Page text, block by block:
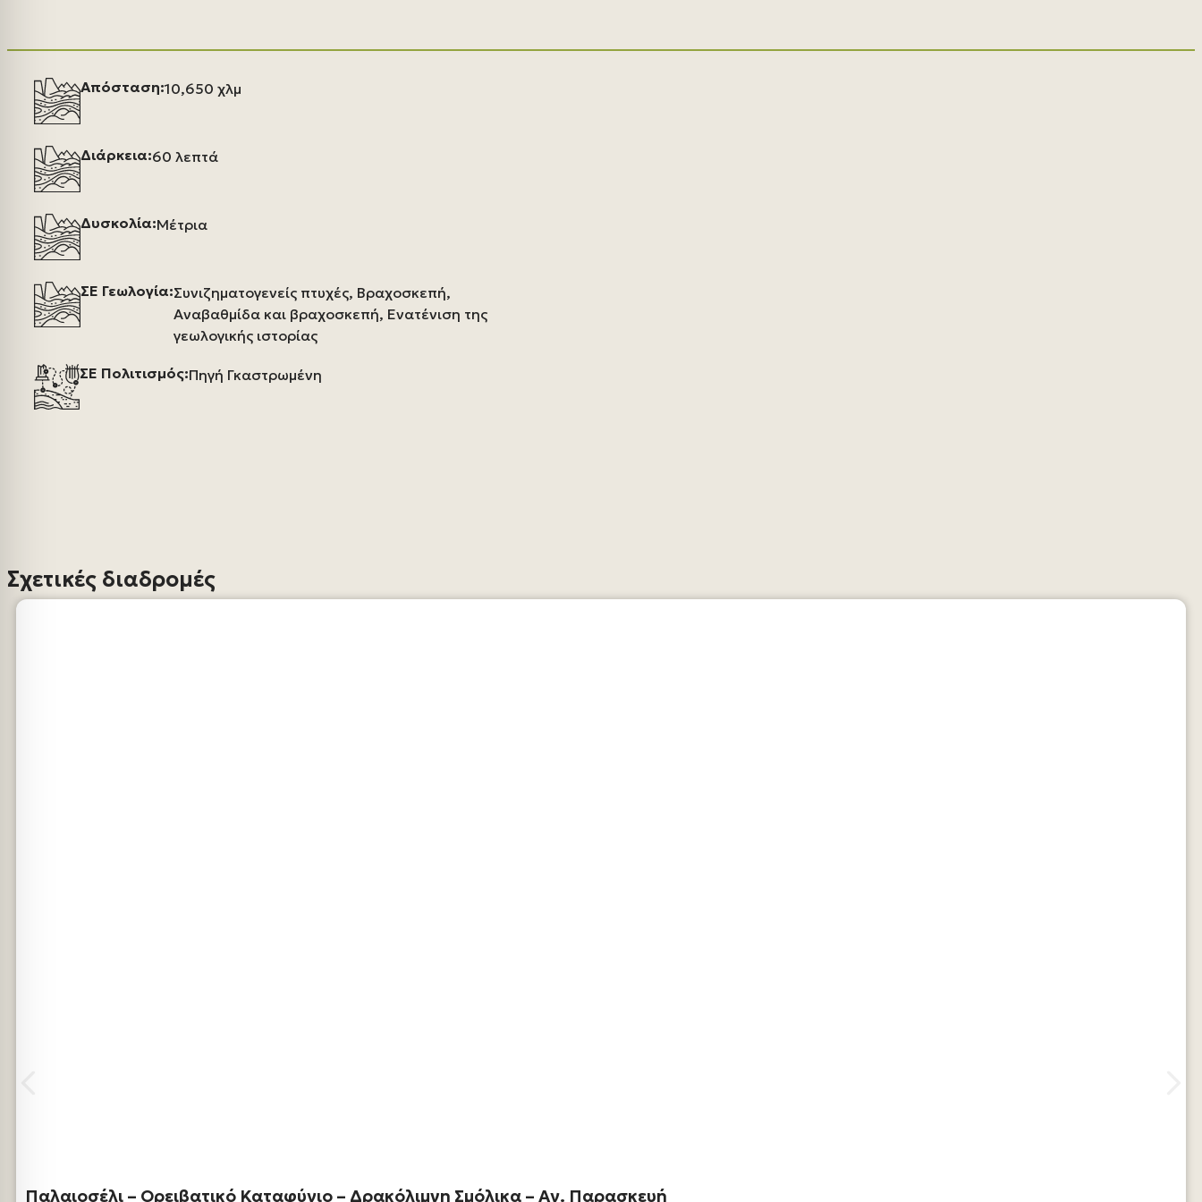
Απόσταση:10,650 χλμ
Διάρκεια:60 λεπτά
Δυσκολία:Μέτρια
ΣΕ Γεωλογία:Συνιζηματογενείς πτυχές, Βραχοσκεπή,
Αναβαθμίδα και βραχοσκεπή, Ενατένιση της
γεωλογικής ιστορίας
ΣΕ Πολιτισμός:Πηγή Γκαστρωμένη
Σχετικές διαδρομές
Παλαιοσέλι – Ορειβατικό Καταφύγιο – Δρακόλιμνη Σμόλικα – Αγ. Παρασκευή